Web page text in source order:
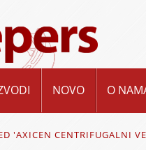
NOVO O
'AXICEN CENTRIFUGALNI